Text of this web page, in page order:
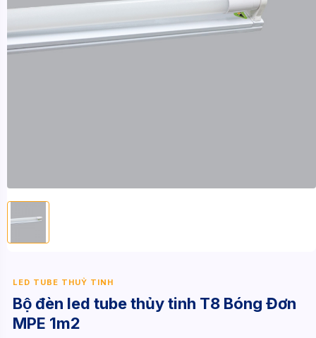
LED TUBE THUỶ TINH
Bộ đèn led tube thủy tinh T8 Bóng Đơn
MPE 1m2